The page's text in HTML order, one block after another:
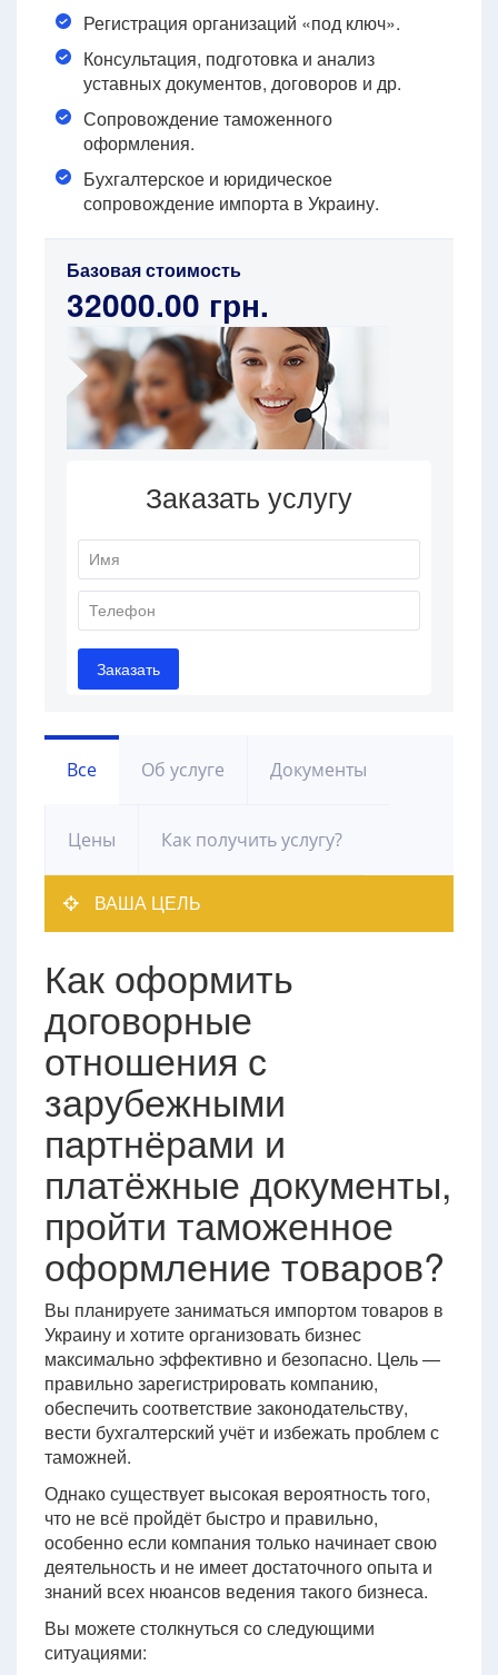
Регистрация организаций «под ключ».
Консультация, подготовка и анализ
уставных документов, договоров и др.
Сопровождение таможенного
оформления.
Бухгалтерское и юридическое
сопровождение импорта в Украину.
Базовая стоимость
32000.00 грн.
Все Об услуге Документы
Цены Как получить услугу?
ВАША ЦЕЛЬ
Как оформить
договорные
отношения с
зарубежными
партнёрами и
платёжные документы,
пройти таможенное
оформление товаров?
Вы планируете заниматься импортом товаров в
Украину и хотите организовать бизнес
максимально эффективно и безопасно. Цель —
правильно зарегистрировать компанию,
обеспечить соответствие законодательству,
вести бухгалтерский учёт и избежать проблем с
таможней.
Однако существует высокая вероятность того,
что не всё пройдёт быстро и правильно,
особенно если компания только начинает свою
деятельность и не имеет достаточного опыта и
знаний всех нюансов ведения такого бизнеса.
Вы можете столкнуться со следующими
ситуациями: